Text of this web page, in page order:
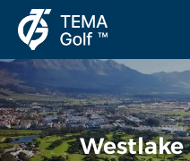
Westlake